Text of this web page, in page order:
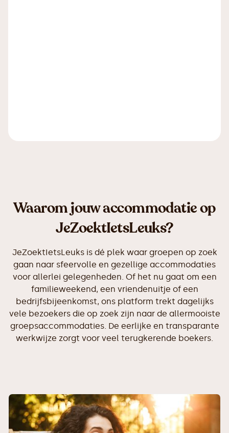
Waarom jouw accommodatie op
JeZoektIetsLeuks?
JeZoektIetsLeuks is dé plek waar groepen op zoek
gaan naar sfeervolle en gezellige accommodaties
voor allerlei gelegenheden. Of het nu gaat om een
familieweekend, een vriendenuitje of een
bedrijfsbijeenkomst, ons platform trekt dagelijks
vele bezoekers die op zoek zijn naar de allermooiste
groepsaccommodaties. De eerlijke en transparante
werkwijze zorgt voor veel terugkerende boekers.